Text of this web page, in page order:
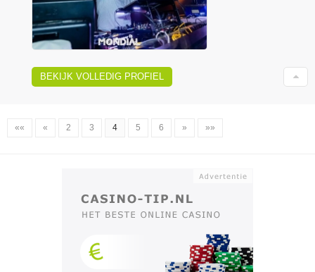
BEKIJK VOLLEDIG PROFIEL
«« « 2 3 4 5 6 » »»